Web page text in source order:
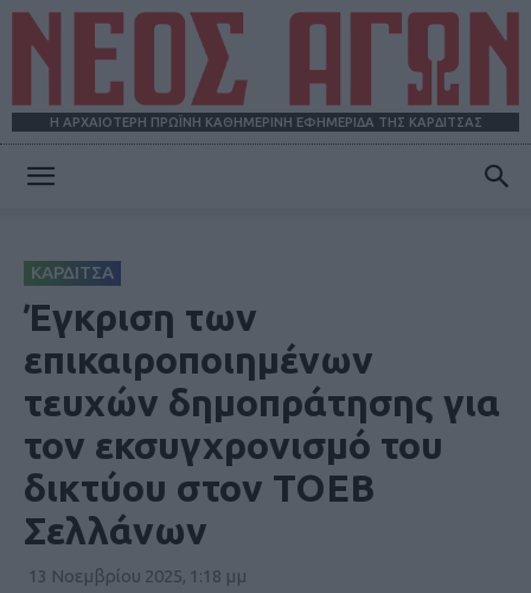
Η ΑΡΧΑΙΟΤΕΡΗ ΠΡΩΪΝΗ ΚΑΘΗΜΕΡΙΝΗ ΕΦΗΜΕΡΙΔΑ ΤΗΣ ΚΑΡΔΙΤΣΑΣ
ΚΑΡΔΙΤΣΑ
Έγκριση των
επικαιροποιημένων
τευχών δημοπράτησης για
τον εκσυγχρονισμό του
δικτύου στον ΤΟΕΒ
Σελλάνων
13 Νοεμβρίου 2025, 1:18 μμ